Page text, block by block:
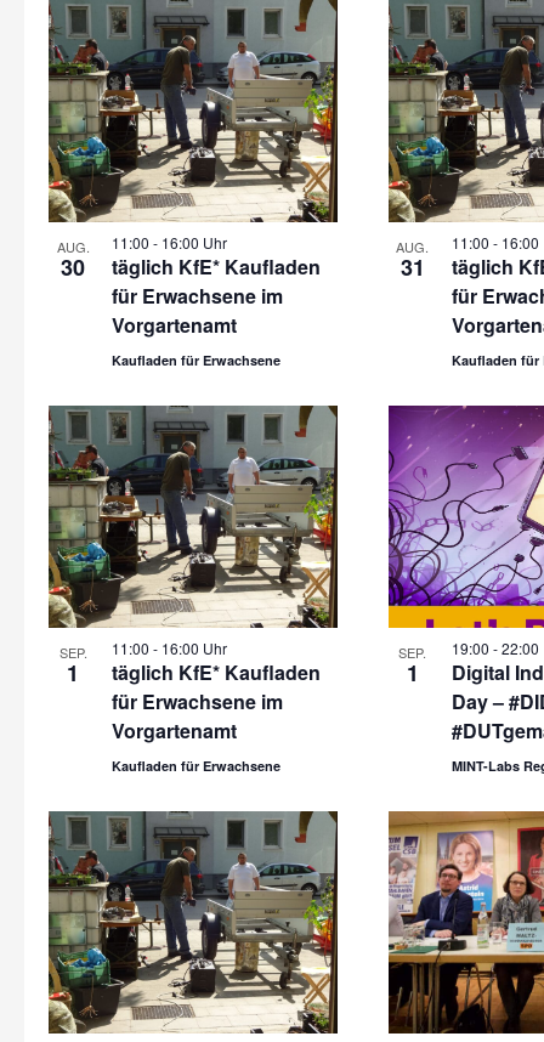
AUG.
30
11:00 - 16:00 Uhr
täglich KfE* Kaufladen
für Erwachsene im
Vorgartenamt
Kaufladen für Erwachsene
AUG.
31
11:00 - 16:00
täglich
für
Kaufladen für
SEP.
1
11:00 - 16:00 Uhr
täglich KfE* Kaufladen
für Erwachsene im
Vorgartenamt
Kaufladen für Erwachsene
SEP.
1
19:00 -
Digital
Day –
MINT-Labs